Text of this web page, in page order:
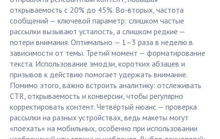
открываемость с 20% до 45%. Во-вторых, частота
сообщений — ключевой параметр: слишком частые
рассылки вызывают усталость, а слишком редкие —
потери внимания. Оптимально — 1–3 раза в неделю в
зависимости от темы. Третий момент — форматирование
текста. Использование эмодзи, коротких абзацев и
призывов к действию помогает удержать внимание.
Помимо этого, важно встроить аналитику: отслеживать
CTR, открываемость и конверсии, чтобы регулярно
корректировать контент. Четвёртый нюанс — проверка
рассылки на разных устройствах, ведь макеты могут
«поехать» на мобильных, особенно при использовании